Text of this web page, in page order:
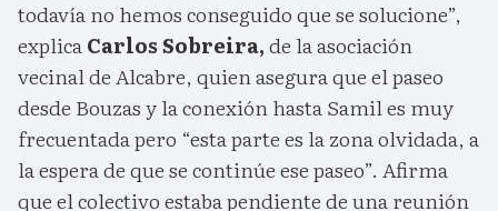
todavía no hemos conseguido que se solucione”,
explicaCarlos Sobreira,de la asociación
vecinal de Alcabre, quien asegura que el paseo
desde Bouzas y la conexión hasta Samil es muy
frecuentada pero “esta parte es la zona olvidada, a
la espera de que se continúe ese paseo”. Afirma
que el colectivo estaba pendiente de una reunión